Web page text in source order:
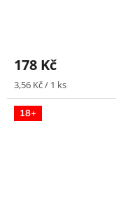
178 Kč
Měrná
cena:
3,56 Kč / 1 ks
18+